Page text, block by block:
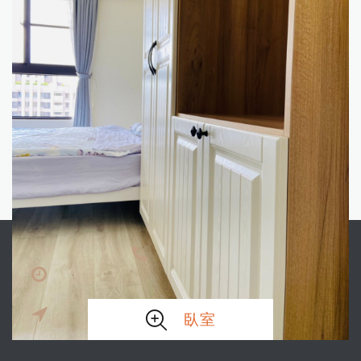
臥室
電話:06-267-9575
營業時間:星期一至星期五中午12:00-晚上8:00 ‧ 星期六-日
中午11:00-晚上8:00
地址：台南市東區東門路3段312號 / 中華店：台南市中華
東路一段241號